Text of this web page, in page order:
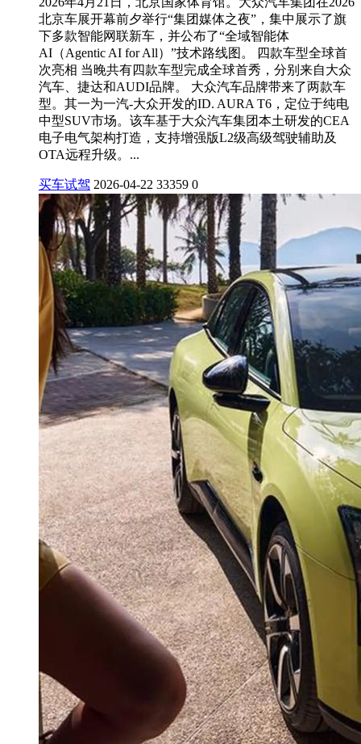
北京车展开幕前夕举行“集团媒体之夜”，集中展示了旗
下多款智能网联新车，并公布了“全域智能体
AI（Agentic AI for All）”技术路线图。 四款车型全球首
次亮相 当晚共有四款车型完成全球首秀，分别来自大众
汽车、捷达和AUDI品牌。 大众汽车品牌带来了两款车
型。其一为一汽-大众开发的ID. AURA T6，定位于纯电
中型SUV市场。该车基于大众汽车集团本土研发的CEA
电子电气架构打造，支持增强版L2级高级驾驶辅助及
OTA远程升级。...
买车试驾 2026-04-22 33359 0